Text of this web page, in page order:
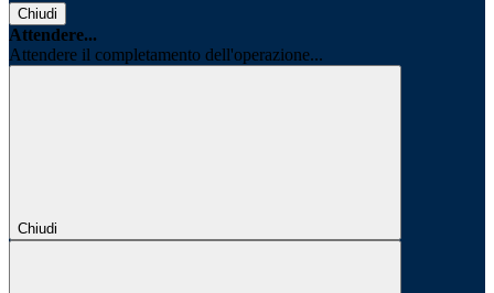
Chiudi
Attendere...
Attendere il completamento dell'operazione...
Chiudi